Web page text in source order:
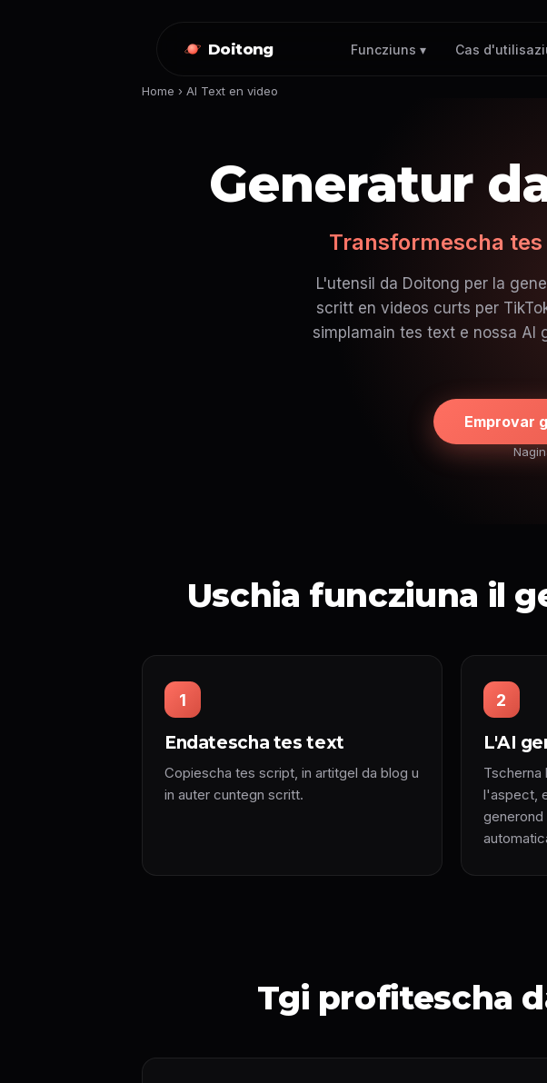
Doitong Funcziuns ▾ Cas
Home › AI Text en video
Generatur
Transformescha
L'utensil da Doitong per la
scritt en videos curts per
simplamain tes text e nossa AI
Emprovar
Uschia funcziuna il
1
Endatescha tes text
Copiescha tes script, in artitgel da blog u
in auter cuntegn scritt.
2
L'AI
Tscherna
l'aspect,
generond
Tgi profitescha